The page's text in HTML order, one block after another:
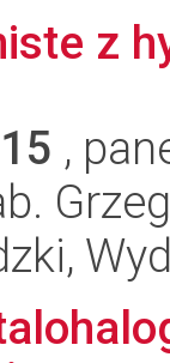
z
,